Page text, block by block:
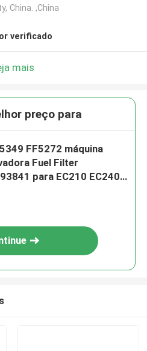
China. ,China
verificado
mais
preço para
FF5272 máquina
Fuel Filter
para EC210 EC240